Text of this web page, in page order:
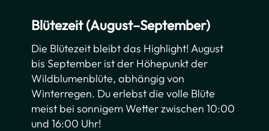
Blütezeit (August–September)
Die Blütezeit bleibt das Highlight! August
bis September ist der Höhepunkt der
Wildblumenblüte, abhängig von
Winterregen. Du erlebst die volle Blüte
meist bei sonnigem Wetter zwischen 10:00
und 16:00 Uhr!